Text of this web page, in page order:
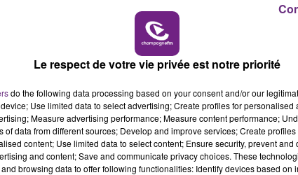
2
Le respect de votre vie privée est notre priorité
do the following data processing based on your consent and/or our
Use limited data to select advertising; Create profiles for personalised
Measure advertising performance; Measure content performance;
of data from different sources; Develop and improve services; Create
content; Use limited data to select content; Ensure security, prevent and
and content; Save and communicate privacy choices. These
browsing data to offer following functionalities: Identify devices based on